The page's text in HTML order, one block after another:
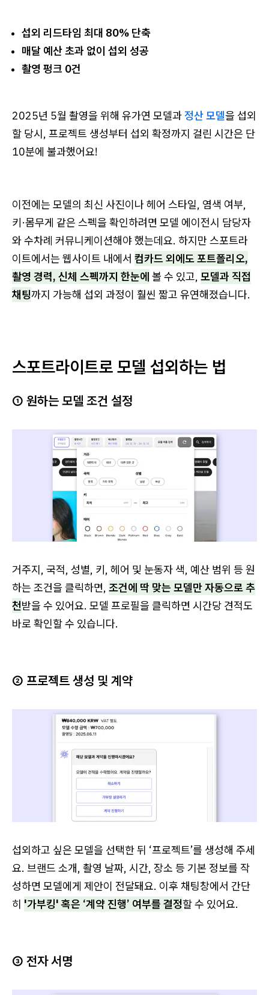
섭외 리드타임 최대 80% 단축
매달 예산 초과 없이 섭외 성공
촬영 펑크 0건
2025년 5월 촬영을 위해 유가연 모델과정산 모델을 섭외
할 당시, 프로젝트 생성부터 섭외 확정까지 걸린 시간은 단
10분에 불과했어요!
이전에는 모델의 최신 사진이나 헤어 스타일, 염색 여부,
키·몸무게 같은 스펙을 확인하려면 모델 에이전시 담당자
와 수차례 커뮤니케이션해야 했는데요. 하지만 스포트라
이트에서는 웹사이트 내에서 컴카드 외에도 포트폴리오,
촬영 경력, 신체 스펙까지 한눈에 볼 수 있고, 모델과 직접
채팅까지 가능해 섭외 과정이 훨씬 짧고 유연해졌습니다.
스포트라이트로 모델 섭외하는 법
① 원하는 모델 조건 설정
거주지, 국적, 성별, 키, 헤어 및 눈동자 색, 예산 범위 등 원
하는 조건을 클릭하면, 조건에 딱 맞는 모델만 자동으로 추
천받을 수 있어요. 모델 프로필을 클릭하면 시간당 견적도
바로 확인할 수 있습니다.
② 프로젝트 생성 및 계약
섭외하고 싶은 모델을 선택한 뒤 ‘프로젝트’를 생성해 주세
요. 브랜드 소개, 촬영 날짜, 시간, 장소 등 기본 정보를 작
성하면 모델에게 제안이 전달돼요. 이후 채팅창에서 간단
히 '가부킹' 혹은 ‘계약 진행’ 여부를 결정할 수 있어요.
③ 전자 서명